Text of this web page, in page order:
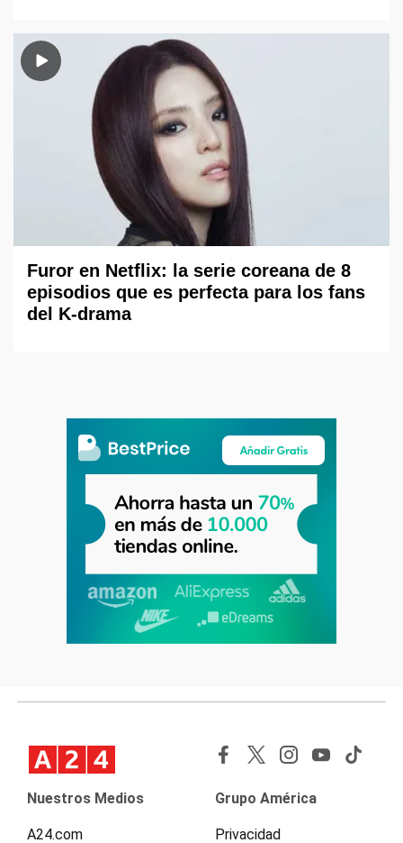
Furor en Netflix: la serie coreana de 8
episodios que es perfecta para los fans
del K-drama
Nuestros Medios
A24.com
Grupo América
Privacidad